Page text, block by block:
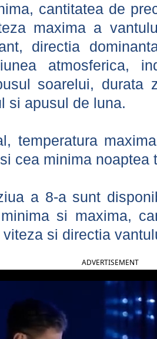
cantitatea de
maxima a
directia
atmosferica,
soarelui, durata
si apusul de luna.
temperatura
cea minima noaptea
a 8-a sunt
si maxima,
si directia
ADVERTISEMENT